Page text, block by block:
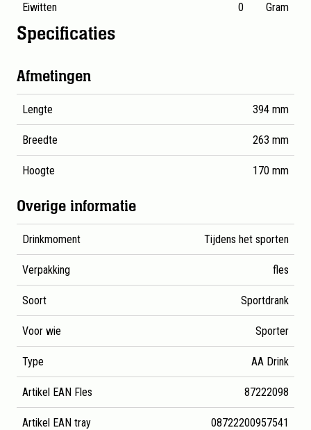
Eiwitten 0 Gram
Specificaties
Afmetingen
Lengte 394 mm
Breedte 263 mm
Hoogte 170 mm
Overige informatie
Drinkmoment Tijdens het sporten
Verpakking fles
Soort Sportdrank
Voor wie Sporter
Type AA Drink
Artikel EAN Fles 87222098
Artikel EAN tray 08722200957541